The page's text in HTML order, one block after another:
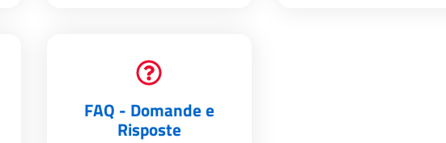
FAQ - Domande e
Risposte